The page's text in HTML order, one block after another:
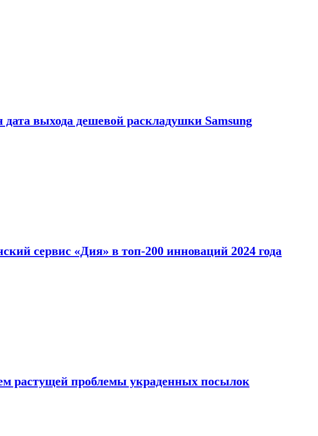
выхода дешевой раскладушки Samsung
сервис «Дия» в топ-200 инноваций 2024 года
растущей проблемы украденных посылок